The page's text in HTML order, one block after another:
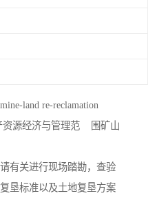
land re-reclamation
源经济与管理范 围矿山
有关进行现场踏勘，查验
垦标准以及土地复垦方案